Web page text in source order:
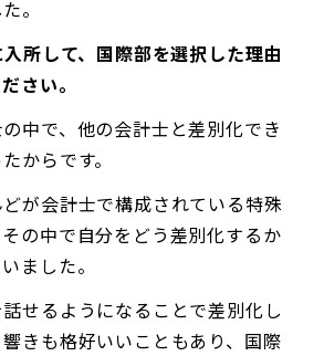
。
入所して、国際部を選択した理由
さい。
中で、他の会計士と差別化でき
からです。
が会計士で構成されている特殊
の中で自分をどう差別化するか
ました。
せるようになることで差別化し
きも格好いいこともあり、国際